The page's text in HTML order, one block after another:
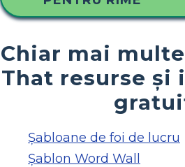
Chiar mai
That resurse
Șabloane de foi de lucru
Șablon Word Wall